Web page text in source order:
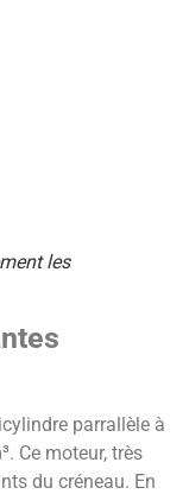
les
parrallèle à
Ce moteur, très
du créneau. En